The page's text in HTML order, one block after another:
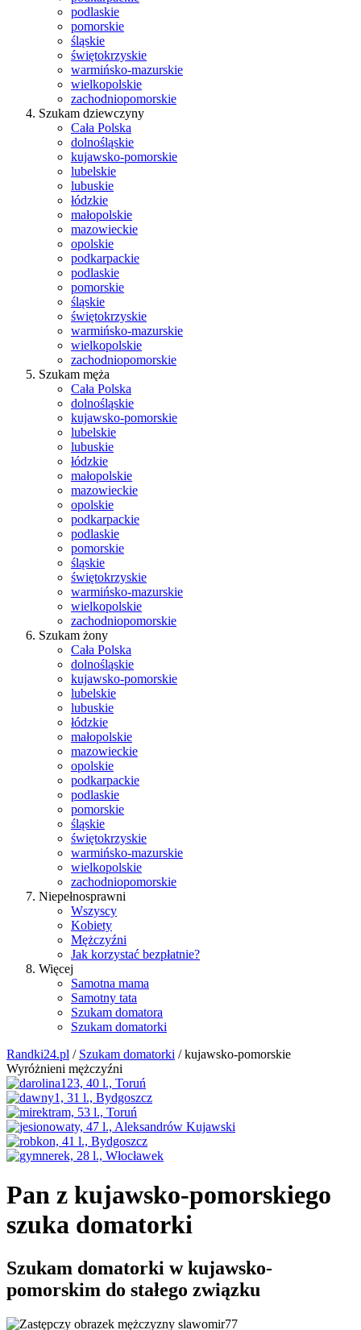
podlaskie
pomorskie
śląskie
świętokrzyskie
warmińsko-mazurskie
wielkopolskie
zachodniopomorskie
Szukam dziewczyny
Cała Polska
dolnośląskie
kujawsko-pomorskie
lubelskie
lubuskie
łódzkie
małopolskie
mazowieckie
opolskie
podkarpackie
podlaskie
pomorskie
śląskie
świętokrzyskie
warmińsko-mazurskie
wielkopolskie
zachodniopomorskie
Szukam męża
Cała Polska
dolnośląskie
kujawsko-pomorskie
lubelskie
lubuskie
łódzkie
małopolskie
mazowieckie
opolskie
podkarpackie
podlaskie
pomorskie
śląskie
świętokrzyskie
warmińsko-mazurskie
wielkopolskie
zachodniopomorskie
Szukam żony
Cała Polska
dolnośląskie
kujawsko-pomorskie
lubelskie
lubuskie
łódzkie
małopolskie
mazowieckie
opolskie
podkarpackie
podlaskie
pomorskie
śląskie
świętokrzyskie
warmińsko-mazurskie
wielkopolskie
zachodniopomorskie
Niepełnosprawni
Wszyscy
Kobiety
Mężczyźni
Jak korzystać bezpłatnie?
Więcej
Samotna mama
Samotny tata
Szukam domatora
Szukam domatorki
Randki24.pl / Szukam domatorki / kujawsko-pomorskie
Wyróżnieni mężczyźni
Pan z kujawsko-pomorskiego
szuka domatorki
Szukam domatorki w kujawsko-
pomorskim do stałego związku